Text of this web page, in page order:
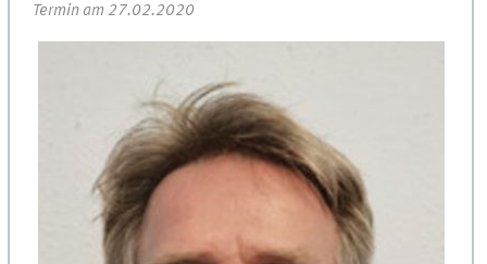
Termin am 27.02.2020